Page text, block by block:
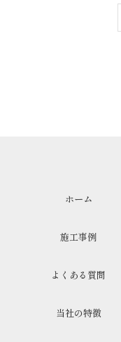
ホーム
施工事例
よくある質問
当社の特徴